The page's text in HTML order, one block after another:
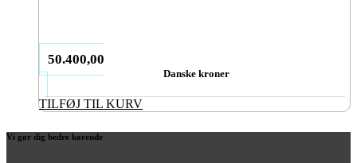
50.400,00
Danske kroner
TILFØJ TIL KURV
Vi gør dig bedre kørende